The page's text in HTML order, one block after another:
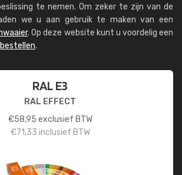
te nemen. Om zeker te zijn van de
we u aan gebruik te maken van een
. Op deze website kunt u voordelig een
.
RAL E3
RAL EFFECT
€58,95 exclusief BTW
€71,33 inclusief BTW